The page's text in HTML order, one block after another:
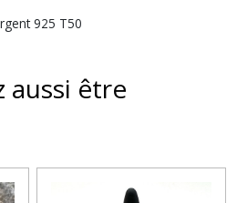
925 T50
aussi être